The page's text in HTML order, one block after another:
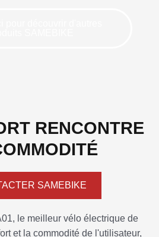
RENCONTRE
SAMEBIKE
le meilleur vélo électrique de
et la commodité de l'utilisateur,